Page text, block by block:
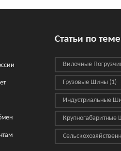
Статьи по теме
Вилочные
Грузовые Шины (1)
Индустриальные